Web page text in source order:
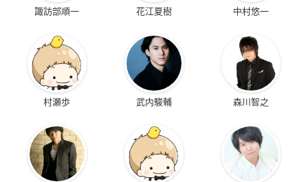
諏訪部順一 花江夏樹 中村悠一
村瀬歩 武内駿輔 森川智之